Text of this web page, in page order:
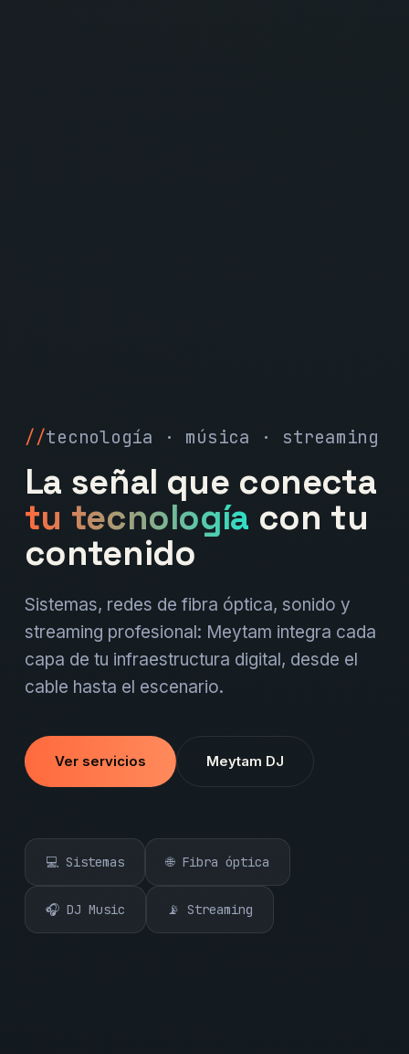
tecnología · música · streaming
La señal que conecta
tu tecnología con tu
contenido
Sistemas, redes de fibra óptica, sonido y
streaming profesional: Meytam integra cada
capa de tu infraestructura digital, desde el
cable hasta el escenario.
Ver servicios Meytam DJ
💻 Sistemas 🌐 Fibra óptica
🎧 DJ Music 📡 Streaming